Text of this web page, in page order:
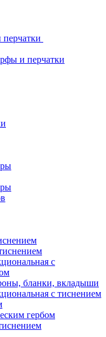
и перчатки
с
бланки, вкладыши
с тиснением
гербом